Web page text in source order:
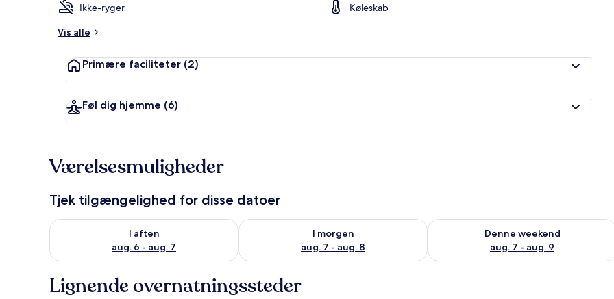
Ikke-ryger
Køleskab
Vis alle
Primære faciliteter (2)
Føl dig hjemme (6)
Værelsesmuligheder
Tjek tilgængelighed for disse datoer
I aften
aug. 6 - aug. 7
Tjek tilgængelighed for i aften aug. 6 - aug. 7
I morgen
aug. 7 - aug. 8
Tjek tilgængelighed for i morgen aug. 7 - aug. 8
Denne weekend
aug. 7 - aug. 9
Tjek tilgængelighed for denne
Lignende overnatningssteder